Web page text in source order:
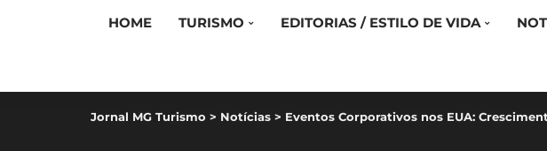
HOME TURISMO EDITORIAS / ESTILO DE VIDA
Jornal MG Turismo > Notícias > Eventos Corporativos nos EUA: